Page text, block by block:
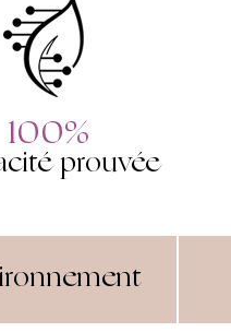
100%
prouvée